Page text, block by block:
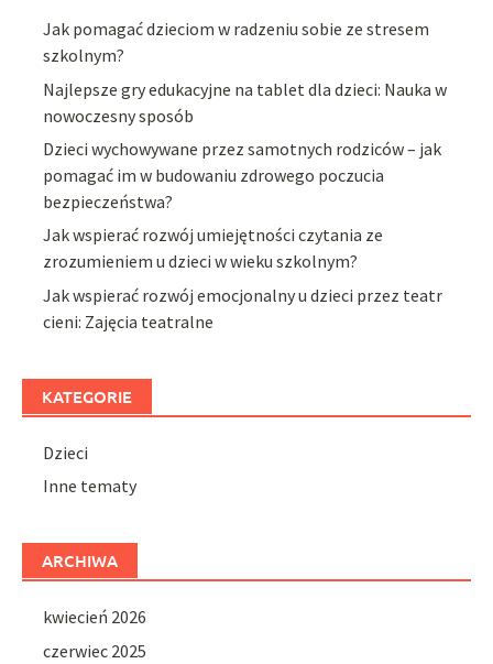
Jak pomagać dzieciom w radzeniu sobie ze stresem
szkolnym?
Najlepsze gry edukacyjne na tablet dla dzieci: Nauka w
nowoczesny sposób
Dzieci wychowywane przez samotnych rodziców – jak
pomagać im w budowaniu zdrowego poczucia
bezpieczeństwa?
Jak wspierać rozwój umiejętności czytania ze
zrozumieniem u dzieci w wieku szkolnym?
Jak wspierać rozwój emocjonalny u dzieci przez teatr
cieni: Zajęcia teatralne
KATEGORIE
Dzieci
Inne tematy
ARCHIWA
kwiecień 2026
czerwiec 2025